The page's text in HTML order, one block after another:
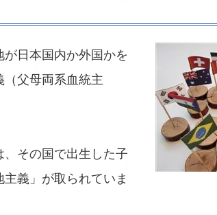
日本国内か外国かを
（父母両系血統主
その国で出生した子
義」が取られていま